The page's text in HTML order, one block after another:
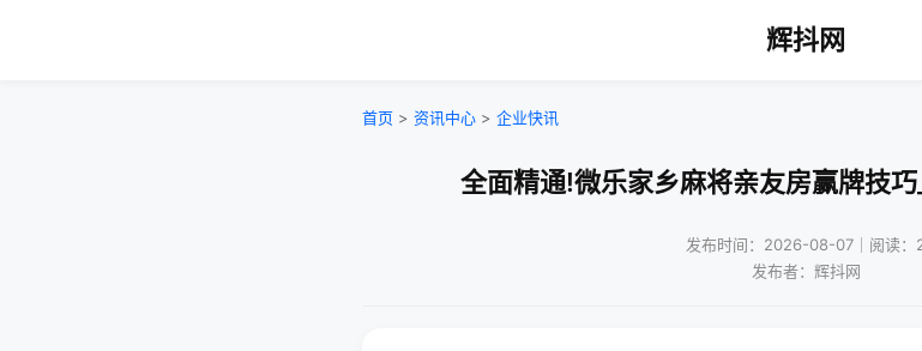
辉抖网
首页 > 资讯中心 > 企业快讯
全面精通!微乐家乡麻将亲友房赢牌技
发布时间：2026-08-07｜阅读：
发布者：辉抖网